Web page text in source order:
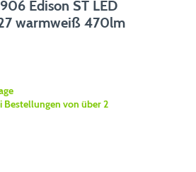
Edison ST LED
warmweiß 470lm
Bestellungen von über 2